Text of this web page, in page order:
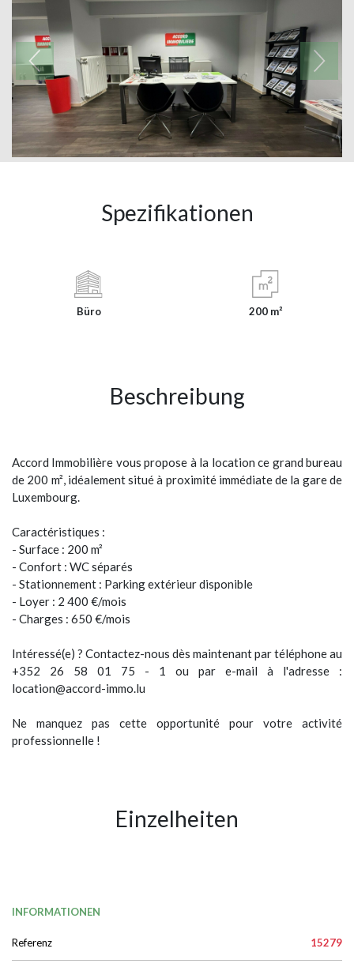
Spezifikationen
Büro 200 m²
Beschreibung
Accord Immobilière vous propose à la location ce grand bureau
de 200 m², idéalement situé à proximité immédiate de la gare de
Luxembourg.
Caractéristiques :
- Surface : 200 m²
- Confort : WC séparés
- Stationnement : Parking extérieur disponible
- Loyer : 2 400 €/mois
- Charges : 650 €/mois
Intéressé(e) ? Contactez-nous dès maintenant par téléphone au
+352 26 58 01 75 - 1 ou par e-mail à l'adresse :
location@accord-immo.lu
Ne manquez pas cette opportunité pour votre activité
professionnelle !
Einzelheiten
INFORMATIONEN
Referenz 15279